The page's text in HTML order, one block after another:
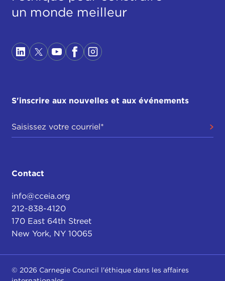
un monde meilleur
S'inscrire aux nouvelles et aux événements
Contact
info@cceia.org
212-838-4120
170 East 64th Street
New York, NY 10065
© 2026 Carnegie Council l'éthique dans les affaires